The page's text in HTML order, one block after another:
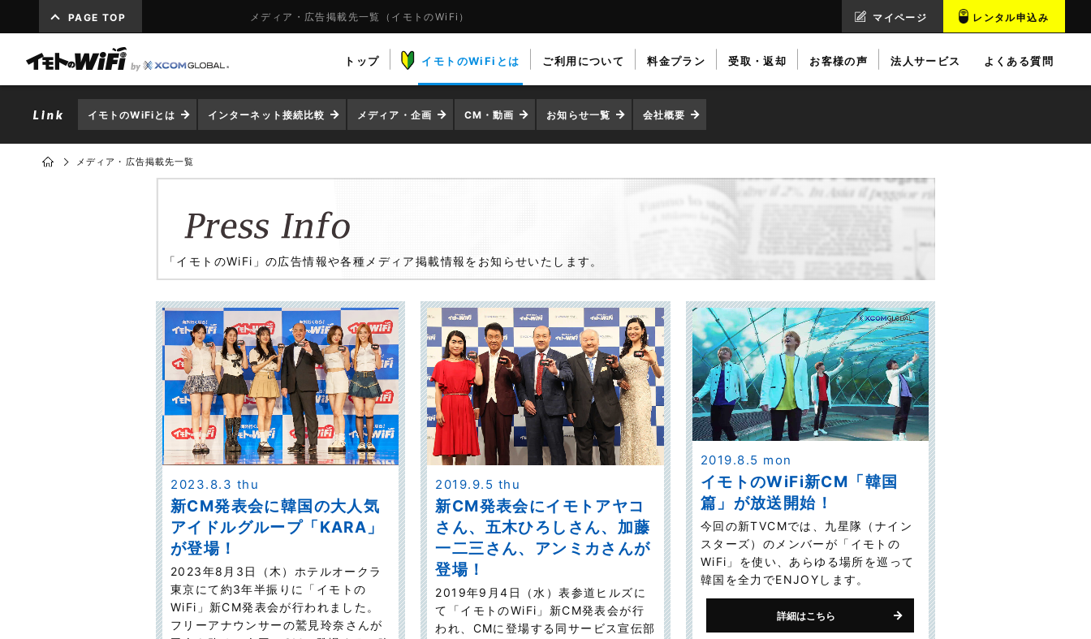
メディア・広告掲載先一覧（イモトのWiFi）
PAGE TOP マイページ レンタル申込み
トップ イモトのWiFiとは ご利用について 料金プラン 受取・返却 お客様の声 法人サービス よくある質問
イモトのWiFiとは インターネット接続比較 メディア・企画 CM・動画 お知らせ一覧 会社概要
メディア・広告掲載先一覧
「イモトのWiFi」の広告情報や各種メディア掲載情報をお知らせいたします。
2023.8.3 thu
新CM発表会に韓国の大人気
アイドルグループ「KARA」
が登場！
2023年8月3日（木）ホテルオークラ
東京にて約3年半振りに「イモトの
WiFi」新CM発表会が行われました。
フリーアナウンサーの鷲見玲奈さんが
2019.9.5 thu
新CM発表会にイモトアヤコ
さん、五木ひろしさん、加藤
一二三さん、アンミカさんが
登場！
2019年9月4日（水）表参道ヒルズに
て「イモトのWiFi」新CM発表会が行
われ、CMに登場する同サービス宣伝部
2019.8.5 mon
イモトのWiFi新CM「韓国
篇」が放送開始！
今回の新TVCMでは、九星隊（ナイン
スターズ）のメンバーが「イモトの
WiFi」を使い、あらゆる場所を巡って
韓国を全力でENJOYします。
詳細はこちら